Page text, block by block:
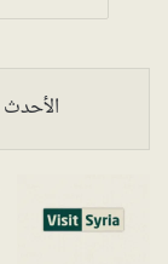
الأحدث